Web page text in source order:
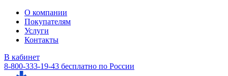
О компании
Покупателям
Услуги
Контакты
В кабинет
8-800-333-19-43 бесплатно по России